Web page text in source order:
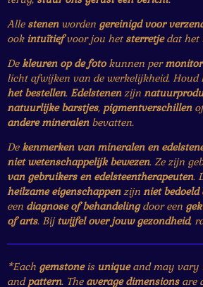
Alle stenenworden gereinigd voor
ook intuïtiefvoor jou het sterretjedat het
Dekleuren op de fotokunnen permonitor
licht afwijken van de werkelijkheid. Houd
het bestellen. Edelstenenzijn
natuurlijke barstjes, pigmentverschillen
andere mineralenbevatten.
Dekenmerken van mineralen en
niet wetenschappelijk bewezen. Ze zijn
van gebruikers en edelsteentherapeuten.
heilzame eigenschappenzijn niet
een diagnose of behandelingdoor een
of arts. Bijtwijfel over jouw gezondheid,
*Each gemstoneis uniqueand may vary
andpattern. The average dimensionsare